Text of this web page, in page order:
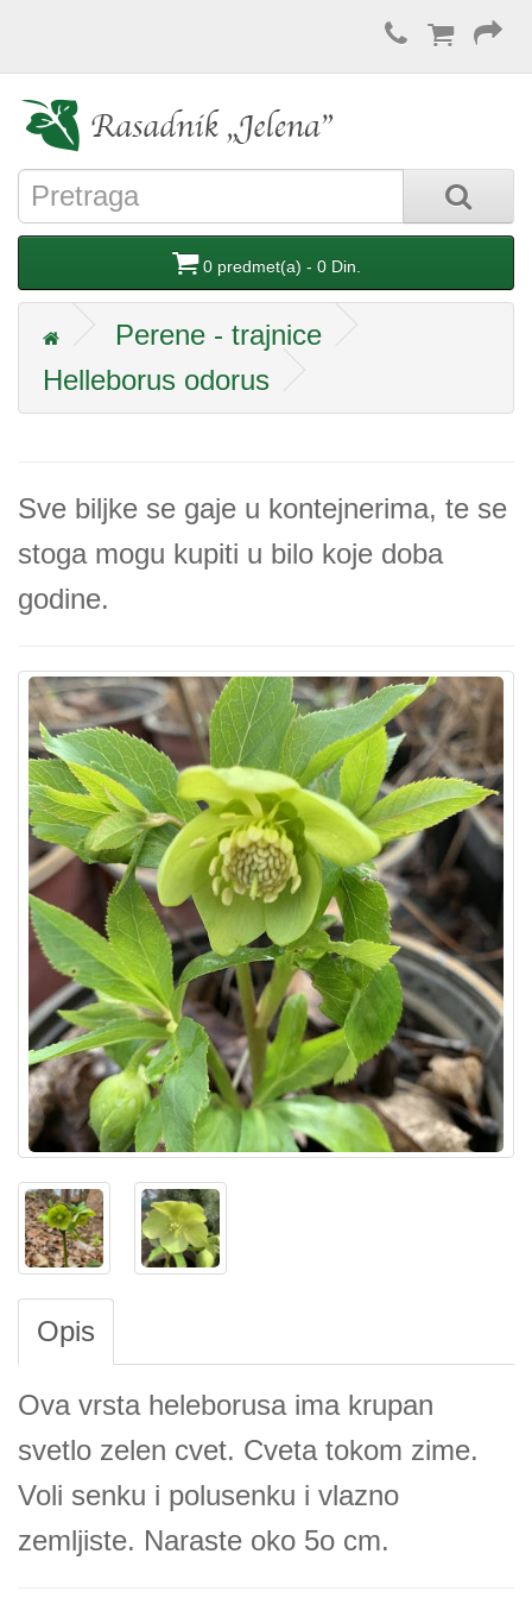
0 predmet(a) - 0 Din.
Perene - trajnice
Helleborus odorus
Sve biljke se gaje u kontejnerima, te se
stoga mogu kupiti u bilo koje doba
godine.
Opis
Ova vrsta heleborusa ima krupan
svetlo zelen cvet. Cveta tokom zime.
Voli senku i polusenku i vlazno
zemljiste. Naraste oko 5o cm.